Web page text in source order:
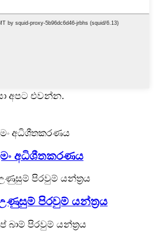
අපට එවන්න.
අධිශීතකරණය
පිරවුම් යන්ත්‍රය